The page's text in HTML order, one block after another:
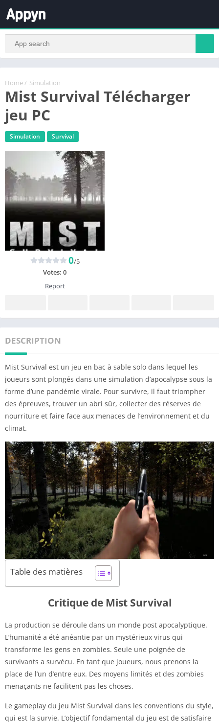
Home / Simulation
Mist Survival Télécharger
jeu PC
Simulation Survival
0/5
Votes: 0
Report
DESCRIPTION
Mist Survival est un jeu en bac à sable solo dans lequel les
joueurs sont plongés dans une simulation d’apocalypse sous la
forme d’une pandémie virale. Pour survivre, il faut triompher
des épreuves, trouver un abri sûr, collecter des réserves de
nourriture et faire face aux menaces de l’environnement et du
climat.
Table des matières
Critique de Mist Survival
La production se déroule dans un monde post apocalyptique.
L’humanité a été anéantie par un mystérieux virus qui
transforme les gens en zombies. Seule une poignée de
survivants a survécu. En tant que joueurs, nous prenons la
place de l’un d’entre eux. Des moyens limités et des zombies
menaçants ne facilitent pas les choses.
Le gameplay du jeu Mist Survival dans les conventions du style,
qui est la survie. L’objectif fondamental du jeu est de satisfaire